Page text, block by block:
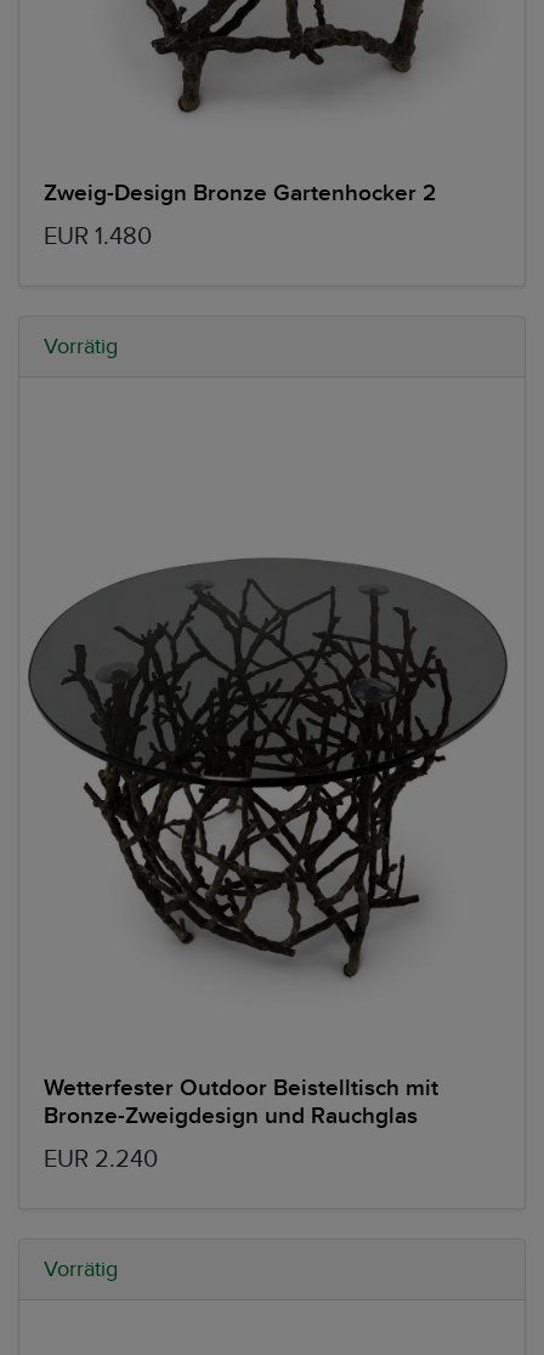
Zweig-Design Bronze Gartenhocker 2
EUR 1.480
Vorrätig
Wetterfester Outdoor Beistelltisch mit
Bronze-Zweigdesign und Rauchglas
EUR 2.240
Vorrätig